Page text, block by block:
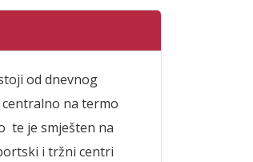
od dnevnog
na termo
te je smješten na
i tržni centri